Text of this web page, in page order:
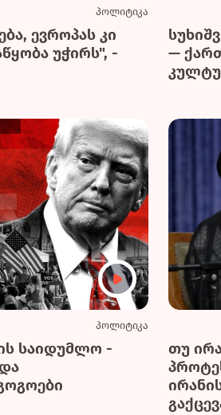
პოლიტიკა
ევროპას კი
უჭირს", -
—
პოლიტიკა
საიდუმლო -
თუ